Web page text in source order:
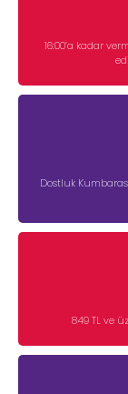
16:00’a kadar
Dostluk
849 TL ve